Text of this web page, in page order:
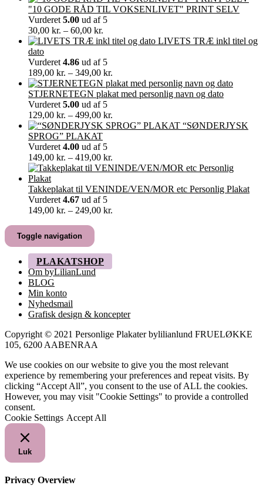
til
"10 GODE RÅD TIL VOKSENLIVET" PRINT SELV
Vurderet 5.00 ud af 5
30,00 kr. – 60,00 kr.
30,00 kr.
60,00 kr.
LIVETS TRÆ inkl titel og
dato
Vurderet 4.86 ud af 5
189,00 kr. – 349,00 kr.
189,00 kr.
til
STJERNETEGN plakat med personlig navn og dato
Vurderet 5.00 ud af 5
129,00 kr. – 499,00 kr.
129,00 kr.
“SØNDERJYSK
SPROG” PLAKAT
Vurderet 4.00 ud af 5
149,00 kr. – 419,00 kr.
149,00 kr.
419,00 kr.
Takkeplakat til VENINDE/VEN/MOR etc Personlig Plakat
Vurderet 4.67 ud af 5
149,00 kr. – 249,00 kr.
Toggle navigation
PLAKATSHOP
Om byLilianLund
BLOG
Min konto
Nyhedsmail
Grafisk design & koncepter
Copyright © 2021 Personlige Plakater bylilianlund FRUELØKKE
105, 6200 AABENRAA
We use cookies on our website to give you the most relevant
experience by remembering your preferences and repeat visits. By
clicking “Accept All”, you consent to the use of ALL the cookies.
However, you may visit "Cookie Settings" to provide a controlled
consent.
Cookie Settings Accept All
Luk
Privacy Overview